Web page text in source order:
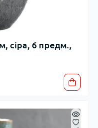
сіра, 6 предм.,